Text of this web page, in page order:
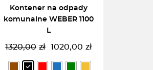
Kontener na odpady
komunalne WEBER 1100
L
1320,00 zł
Pierwotna
cena
1020,00 zł
Aktualna
cena